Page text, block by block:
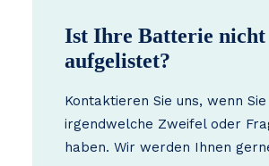
Ist Ihre Batterie nicht
aufgelistet?
Kontaktieren Sie uns, wenn Sie
irgendwelche Zweifel oder
haben. Wir werden Ihnen